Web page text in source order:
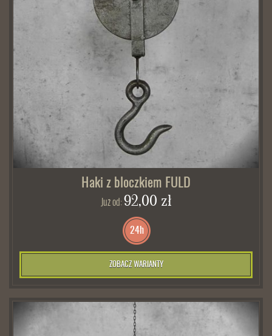
Haki z bloczkiem FULD
Już od: 92,00 zł
24h
ZOBACZ WARIANTY